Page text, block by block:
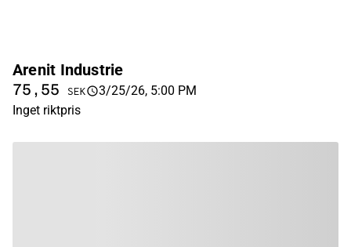
Arenit Industrie
75,55 SEK
3/25/26, 5:00 PM
Inget riktpris